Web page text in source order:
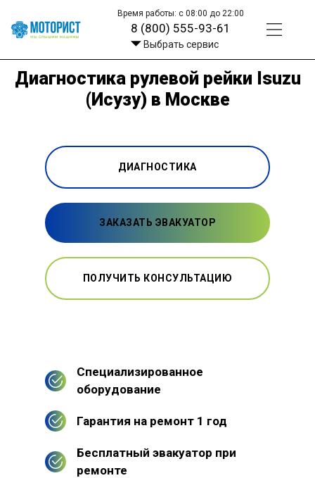
Время работы: с 08:00 до 22:00
8 (800) 555-93-61
Выбрать сервис
Диагностика рулевой рейки Isuzu
(Исузу) в Москве
ДИАГНОСТИКА
ЗАКАЗАТЬ ЭВАКУАТОР
ПОЛУЧИТЬ КОНСУЛЬТАЦИЮ
Специализированное
оборудование
Гарантия на ремонт 1 год
Бесплатный эвакуатор при
ремонте